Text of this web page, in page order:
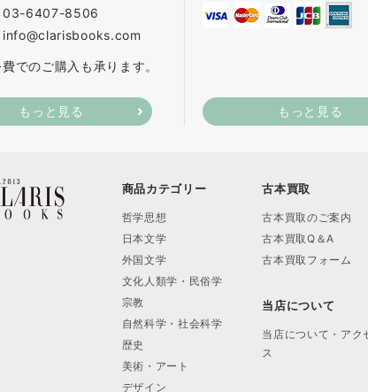
6407-8506
info@clarisbooks.com
でのご購入も承ります。
もっと見る もっと見る
商品カテゴリー
哲学思想
日本文学
外国文学
文化人類学・民俗学
宗教
自然科学・社会科学
歴史
美術・アート
デザイン
古本買取
古本買取のご案内
古本買取Q＆A
古本買取フォーム
当店について
当店について・アク
ス